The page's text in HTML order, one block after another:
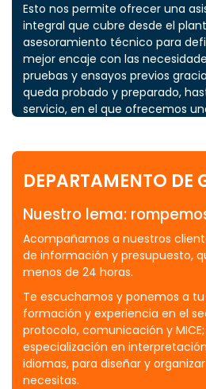
Esto nos permite ofrecer una
integral que cubre desde el
asesoramiento técnico para
mejor encaje con las
pruebas y ensayos previos
queda probado y preparado,
servicio, en el que ofrecemos
DEPARTAMENTO DE
Nuestro lema:
Acompañamos a nuestros
de información y presupuesto,
menos de 24 horas.
Te escuchamos y ponemos a
formación y experiencia en el
protocolo, comunicación y
especialización en
idiomas, para diseñar y
necesitas.